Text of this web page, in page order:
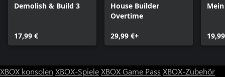
Demolish & Build 3
17,99 €
House Builder
Overtime
29,99 €+
XBOX konsolen XBOX-SpieleXBOX Game Pass XBOX-Zubehör